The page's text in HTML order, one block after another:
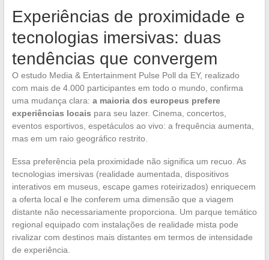
Experiências de proximidade e
tecnologias imersivas: duas
tendências que convergem
O estudo Media & Entertainment Pulse Poll da EY, realizado
com mais de 4.000 participantes em todo o mundo, confirma
uma mudança clara: a maioria dos europeus prefere
experiências locais para seu lazer. Cinema, concertos,
eventos esportivos, espetáculos ao vivo: a frequência aumenta,
mas em um raio geográfico restrito.
Essa preferência pela proximidade não significa um recuo. As
tecnologias imersivas (realidade aumentada, dispositivos
interativos em museus, escape games roteirizados) enriquecem
a oferta local e lhe conferem uma dimensão que a viagem
distante não necessariamente proporciona. Um parque temático
regional equipado com instalações de realidade mista pode
rivalizar com destinos mais distantes em termos de intensidade
de experiência.